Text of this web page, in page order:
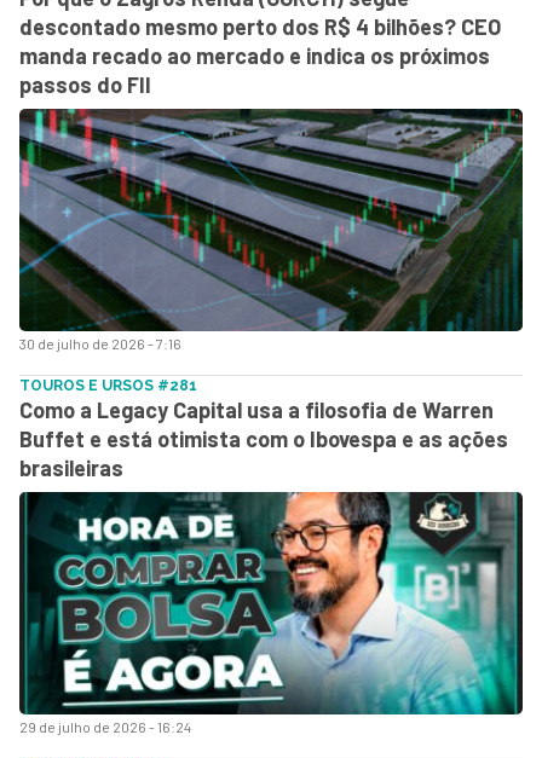
30 de julho de 2026 - 7:16
descontado mesmo perto dos R$ 4 bilhões? CEO
manda recado ao mercado e indica os próximos
passos do FII
29 de julho de 2026 - 16:24
TOUROS E URSOS #281
Como a Legacy Capital usa a filosofia de Warren
Buffet e está otimista com o Ibovespa e as ações
brasileiras